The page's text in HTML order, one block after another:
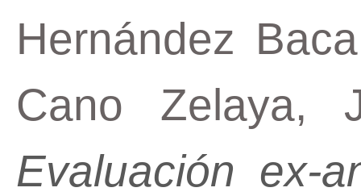
Hernández
Cano Zelaya,
Evaluación ex-